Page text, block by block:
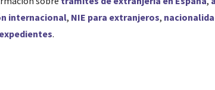
internacional, NIE para extranjeros,
.